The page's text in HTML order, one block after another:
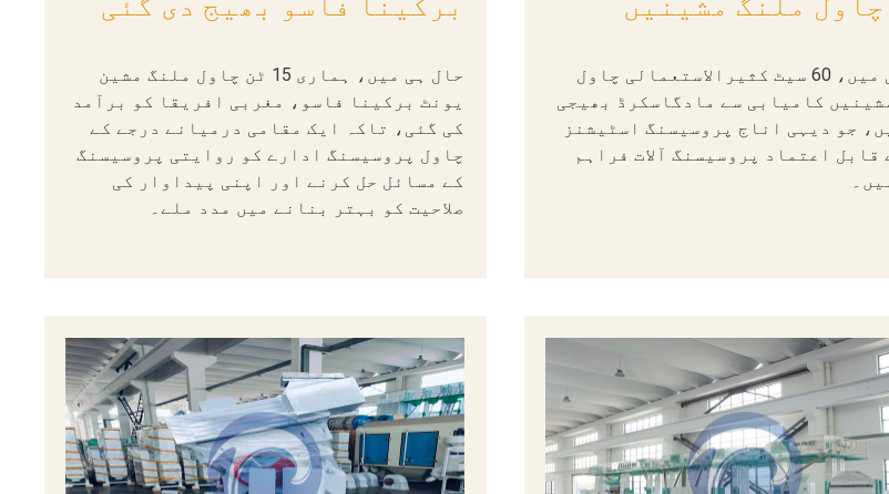
حال ہی میں، 60 سیٹ کثیرالاستعمالی چاول
کامیابی سے مادگاسکرڈ بھیجی
جو دیہی اناج پروسیسنگ اسٹیشنز
قابل اعتماد پروسیسنگ آلات فراہم
حال ہی میں، ہماری 15 ٹن چاول ملنگ مشین
یونٹ برکینا فاسو، مغربی افریقا کو برآمد
کی گئی، تاکہ ایک مقامی درمیانے درجے کے
چاول پروسیسنگ ادارے کو روایتی پروسیسنگ
کے مسائل حل کرنے اور اپنی پیداوار کی
صلاحیت کو بہتر بنانے میں مدد ملے۔